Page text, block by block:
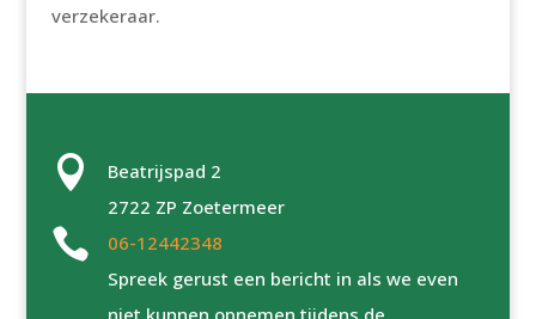
verzekeraar.

Beatrijspad 2
2722 ZP Zoetermeer

06-12442348
Spreek gerust een bericht in als we even